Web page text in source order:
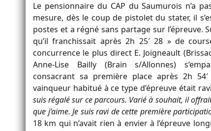
Le pensionnaire du CAP du Saumurois n’a
mesure, dès le coup de pistolet du stater, il
postes et a régné sans partage sur l’épreuve.
qu’il franchissait après 2h 25′ 28 » de
concurrence le plus direct E. Joigneault
Anne-Lise Bailly (Brain s/Allonnes)
consacrant sa première place après 2h
vainqueur habitué à ce type d’épreuve était
suis régalé sur ce parcours. Varié à souhait, il
que j’aime. Je suis ravi de cette première
18 km qui n’avait rien à envier à l’épreuve